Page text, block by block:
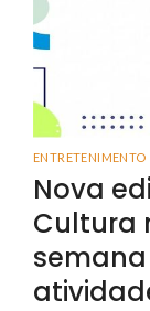
ENTRETENIMENTO
Nova
Cultura